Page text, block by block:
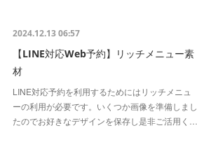
2024.12.13 06:57
【LINE対応Web予約】リッチメニュー素
材
LINE対応予約を利用するためにはリッチメニュ
ーの利用が必要です。いくつか画像を準備しまし
たのでお好きなデザインを保存し是非ご活用く…